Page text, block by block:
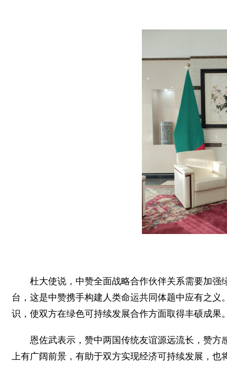
杜大使说，中赞全面战略合作伙伴关系需要加
台，这是中赞携手构建人类命运共同体题中应有之
识，使双方在绿色可持续发展合作方面取得丰硕成果
恩佐武表示，赞中两国传统友谊源远流长，赞
上有广阔前景，有助于双方实现经济可持续发展，